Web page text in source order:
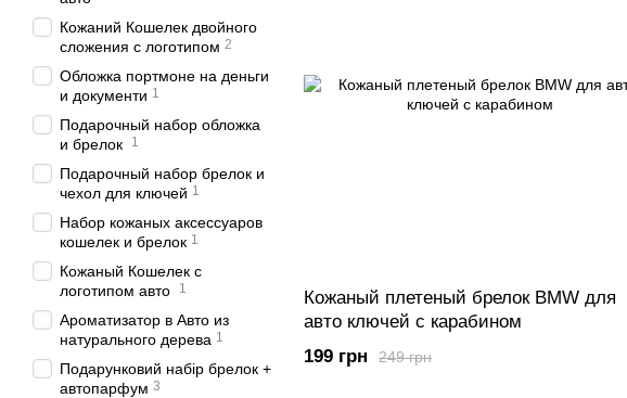
Кожаный плетеный брелок BMW для
авто ключей с карабином
249 грн
199 грн
Кожаний Кошелек двойного
сложения с логотипом 2
Обложка портмоне на деньги
и документи 1
Подарочный набор обложка
и брелок
1
Подарочный набор брелок и
чехол для ключей 1
Набор кожаных аксессуаров
кошелек и брелок 1
Кожаный Кошелек с
логотипом авто
1
Ароматизатор в Авто из
натурального дерева 1
Подарунковий набір брелок +
автопарфум 3